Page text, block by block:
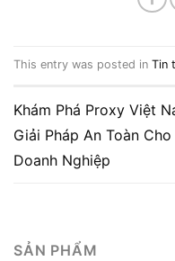
This entry was posted in Tin
Khám Phá Proxy Việt
Giải Pháp An Toàn Cho
Doanh Nghiệp
SẢN PHẨM